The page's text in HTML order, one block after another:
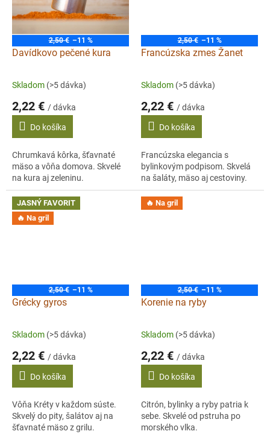
2,50 € –11 %
Davídkovo pečené kura
Skladom (>5 dávka)
2,22 € / dávka
Do košíka
Chrumkavá kôrka, šťavnaté
mäso a vôňa domova. Skvelé
na kura aj zeleninu.
2,50 € –11 %
Francúzska zmes Žanet
Skladom (>5 dávka)
2,22 € / dávka
Do košíka
Francúzska elegancia s
bylinkovým podpisom. Skvelá
na šaláty, mäso aj cestoviny.
JASNÝ FAVORIT
🔥 Na gril
2,50 € –11 %
Grécky gyros
Skladom (>5 dávka)
2,22 € / dávka
Do košíka
Vôňa Kréty v každom súste.
Skvelý do pity, šalátov aj na
šťavnaté mäso z grilu.
🔥 Na gril
2,50 € –11 %
Korenie na ryby
Skladom (>5 dávka)
2,22 € / dávka
Do košíka
Citrón, bylinky a ryby patria k
sebe. Skvelé od pstruha po
morského vlka.